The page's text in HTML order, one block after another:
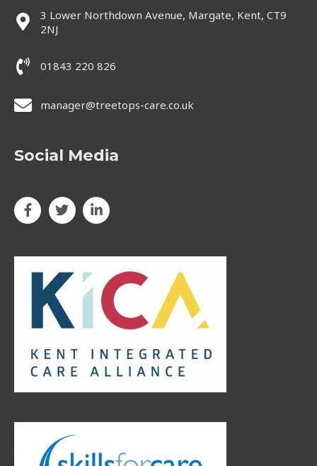
3 Lower Northdown Avenue, Margate, Kent, CT9
2NJ
01843 220 826
manager@treetops-care.co.uk
Social Media